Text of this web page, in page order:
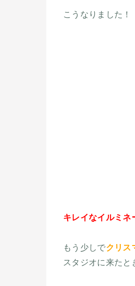
こうなりました！
キレイなイルミネ
もう少しでクリス
スタジオに来たと